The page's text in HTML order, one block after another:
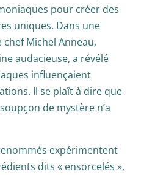
pour créer des
uniques. Dans une
Michel Anneau,
audacieuse, a révélé
influençaient
Il se plaît à dire que
de mystère n’a
expérimentent
dits « ensorcelés »,